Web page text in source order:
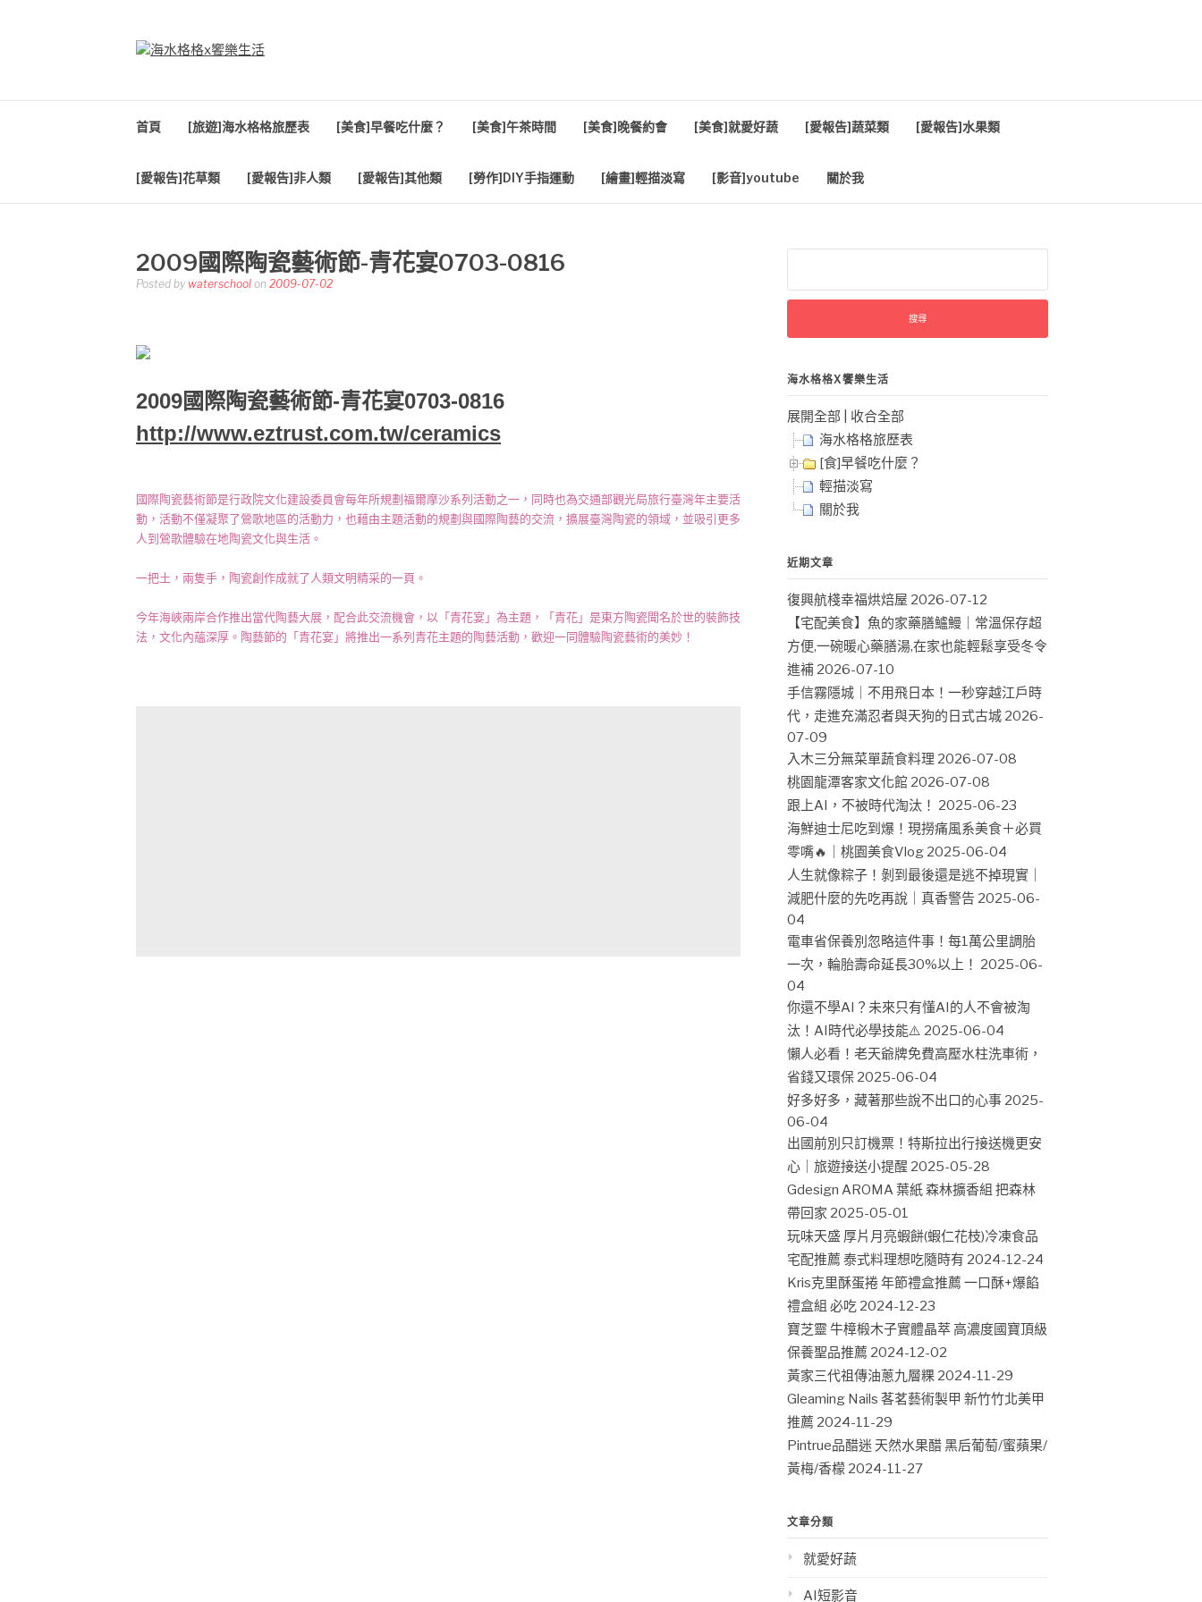
首頁 [旅遊]海水格格旅歷表 [美食]早餐吃什麼？ [美食]午茶時間 [美食]晚餐約會 [美食]就愛好蔬 [愛報告]蔬菜類 [愛報告]水果類
[愛報告]花草類 [愛報告]非人類 [愛報告]其他類 [勞作]DIY手指運動 [繪畫]輕描淡寫 [影音]youtube 關於我
2009國際陶瓷藝術節-青花宴0703-0816
Posted by waterschool on 2009-07-02
2009國際陶瓷藝術節-青花宴0703-0816
http://www.eztrust.com.tw/ceramics
國際陶瓷藝術節是行政院文化建設委員會每年所規劃福爾摩沙系列活動之一，同時也為交通部觀光局旅行臺灣年主要活
動，活動不僅凝聚了鶯歌地區的活動力，也藉由主題活動的規劃與國際陶藝的交流，擴展臺灣陶瓷的領域，並吸引更多
人到鶯歌體驗在地陶瓷文化與生活。
一把土，兩隻手，陶瓷創作成就了人類文明精采的一頁。
今年海峽兩岸合作推出當代陶藝大展，配合此交流機會，以「青花宴」為主題，「青花」是東方陶瓷聞名於世的裝飾技
法，文化內蘊深厚。陶藝節的「青花宴」將推出一系列青花主題的陶藝活動，歡迎一同體驗陶瓷藝術的美妙！
關
字:
海水格格X饗樂生活
展開全部
收合全部
海水格格旅歷表
[食]早餐吃什麼？
輕描淡寫
關於我
近期文章
復興航棧幸福烘焙屋 2026-07-12
【宅配美食】魚的家藥膳鱸鰻｜常溫保存超
方便,一碗暖心藥膳湯,在家也能輕鬆享受冬令
進補 2026-07-10
手信霧隱城｜不用飛日本！一秒穿越江戶時
代，走進充滿忍者與天狗的日式古城 2026-
07-09
入木三分無菜單蔬食料理 2026-07-08
桃園龍潭客家文化館 2026-07-08
跟上AI，不被時代淘汰！ 2025-06-23
海鮮迪士尼吃到爆！現撈痛風系美食＋必買
零嘴🔥｜桃園美食Vlog 2025-06-04
人生就像粽子！剝到最後還是逃不掉現實｜
減肥什麼的先吃再說｜真香警告 2025-06-
04
電車省保養別忽略這件事！每1萬公里調胎
一次，輪胎壽命延長30%以上！ 2025-06-
04
你還不學AI？未來只有懂AI的人不會被淘
汰！AI時代必學技能⚠️ 2025-06-04
懶人必看！老天爺牌免費高壓水柱洗車術，
省錢又環保 2025-06-04
好多好多，藏著那些說不出口的心事 2025-
06-04
出國前別只訂機票！特斯拉出行接送機更安
心｜旅遊接送小提醒 2025-05-28
Gdesign AROMA 葉紙 森林擴香組 把森林
帶回家 2025-05-01
玩味天盛 厚片月亮蝦餅(蝦仁花枝)冷凍食品
宅配推薦 泰式料理想吃隨時有 2024-12-24
Kris克里酥蛋捲 年節禮盒推薦 一口酥+爆餡
禮盒組 必吃 2024-12-23
寶芝靈 牛樟椴木子實體晶萃 高濃度國寶頂級
保養聖品推薦 2024-12-02
黃家三代祖傳油蔥九層粿 2024-11-29
Gleaming Nails 茖茗藝術製甲 新竹竹北美甲
推薦 2024-11-29
Pintrue品醋迷 天然水果醋 黑后葡萄/蜜蘋果/
黃梅/香檬 2024-11-27
文章分類
就愛好蔬
AI短影音